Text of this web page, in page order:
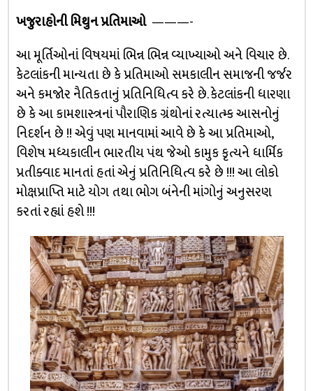
ખજુરાહોની મિથુન પ્રતિમાઓ———-
આ મૂર્તિઓનાં વિષયમાં ભિન્ન ભિન્ન વ્યાખ્યાઓ અને વિચાર છે.
કેટલાંકની માન્યતા છે કે પ્રતિમાઓ સમકાલીન સમાજની જર્જર
અને કમજોર નૈતિકતાનું પ્રતિનિધિત્વ કરે છે. કેટલાંકની ધારણા
છે કે આ કામશાસ્ત્રનાં પૌરાણિક ગ્રંથોનાં રત્યાત્મ્ક આસનોનું
નિદર્શન છે !! એવું પણ માનવામાં આવે છે કે આ પ્રતિમાઓ,
વિશેષ મધ્યકાલીન ભારતીય પંથ જેઓ કામુક કૃત્યને ધાર્મિક
પ્રતીક્વાદ માનતાં હતાં એનું પ્રતિનિધિત્વ કરે છે !!! આ લોકો
મોક્ષપ્રાપ્તિ માટે યોગ તથા ભોગ બંનેની માંગોનું અનુસરણ
કરતાં રહ્યાં હશે !!!